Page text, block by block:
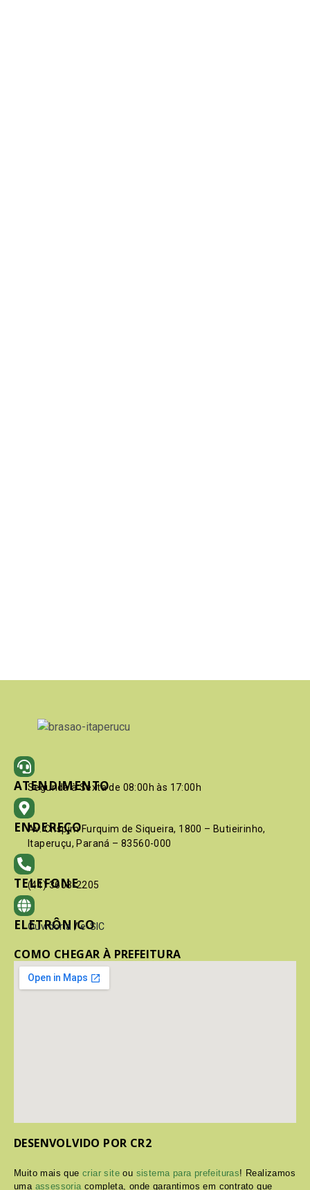
ATENDIMENTO
Segunda à Sexta de 08:00h às 17:00h
ENDEREÇO
Av. Crispim Furquim de Siqueira, 1800 – Butieirinho,
Itaperuçu, Paraná – 83560-000
TELEFONE
(41) 3603-2205
ELETRÔNICO
Ouvidoria / e-SIC
COMO CHEGAR À PREFEITURA
DESENVOLVIDO POR CR2
Muito mais quecriar site ou sistema para prefeituras! Realizamos
uma assessoria completa, onde garantimos em contrato que